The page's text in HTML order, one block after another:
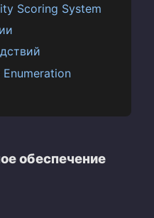
Scoring System
Enumeration
обеспечение